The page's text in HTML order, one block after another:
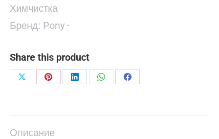
Химчистка
Бренд: Pony
Share this product
ПоделитьсяПоделитьсяПоделитьсяПоделитьсяПоделиться
Описание